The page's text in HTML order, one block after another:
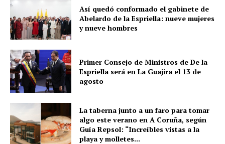
Así quedó conformado el gabinete de
Abelardo de la Espriella: nueve mujeres
y nueve hombres
Primer Consejo de Ministros de De la
Espriella será en La Guajira el 13 de
agosto
La taberna junto a un faro para tomar
algo este verano en A Coruña, según
Guía Repsol: “Increíbles vistas a la
playa y molletes...